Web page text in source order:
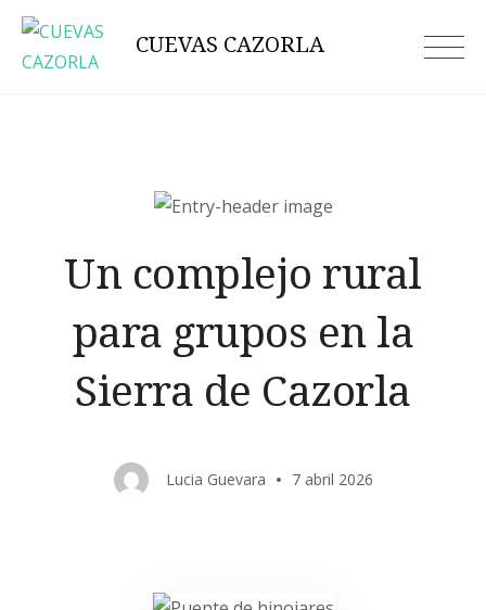
Skip
content
CUEVAS CAZORLA
Un complejo rural
para grupos en la
Sierra de Cazorla
Lucia Guevara 7 abril 2026